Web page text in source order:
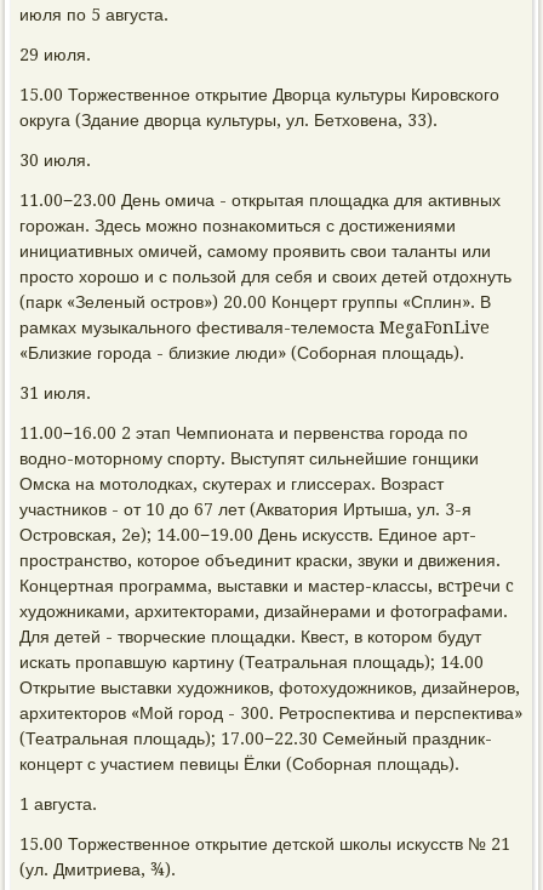
июля по 5 августа.
29 июля.
15.00 Торжественное открытие Дворца культуры Кировского
округа (Здание дворца культуры, ул. Бетховена, 33).
30 июля.
11.00−23.00 День омича - открытая площадка для активных
горожан. Здесь можно познакомиться с достижениями
инициативных омичей, самому проявить свои таланты или
просто хорошо и с пользой для себя и своих детей отдохнуть
(парк «Зеленый остров») 20.00 Концерт группы «Сплин». В
рамках музыкального фестиваля-телемоста MegaFonLive
«Близкие города - близкие люди» (Соборная площадь).
31 июля.
11.00−16.00 2 этап Чемпионата и первенства города по
водно-моторному спорту. Выступят сильнейшие гонщики
Омска на мотолодках, скутерах и глиссерах. Возраст
участников - от 10 до 67 лет (Акватория Иртыша, ул. 3-я
Островская, 2е); 14.00−19.00 День искусств. Единое арт-
пространство, которое объединит краски, звуки и движения.
Концертная программа, выставки и мастер-классы, вcтpeчи c
художниками, архитекторами, дизайнерами и фотографами.
Для детей - творческие площадки. Квест, в котором будут
искать пропавшую картину (Театральная площадь); 14.00
Открытие выставки художников, фотохудожников, дизайнеров,
архитекторов «Мой город - 300. Ретроспектива и перспектива»
(Театральная площадь); 17.00−22.30 Семейный праздник-
концерт с участием певицы Ёлки (Соборная площадь).
1 августа.
15.00 Торжественное открытие детской школы искусств № 21
(ул. Дмитриева, ¾).